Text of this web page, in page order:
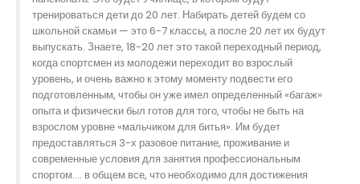
тренироваться дети до 20 лет. Набирать детей будем со
школьной скамьи — это 6-7 классы, а после 20 лет их будут
выпускать. Знаете, 18-20 лет это такой переходный период,
когда спортсмен из молодежи переходит во взрослый
уровень, и очень важно к этому моменту подвести его
подготовленным, чтобы он уже имел определенный «багаж»
опыта и физически был готов для того, чтобы не быть на
взрослом уровне «мальчиком для битья». Им будет
предоставляться 3-х разовое питание, проживание и
современные условия для занятия профессиональным
спортом…. в общем все, что необходимо для достижения